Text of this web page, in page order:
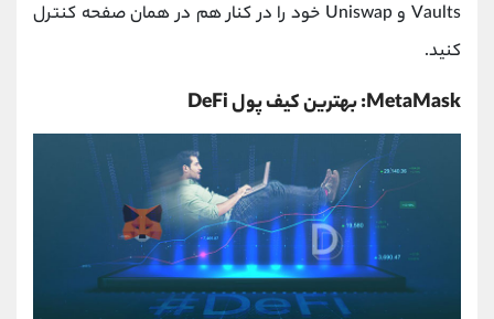
Vaults و Uniswap خود را در کنار هم در همان صفحه کنترل
کنید.
MetaMask: بهترین کیف پول DeFi